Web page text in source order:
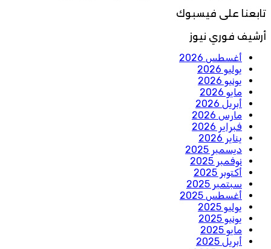
تابعنا على فيسبوك
أرشيف فوري نيوز
أغسطس 2026
يوليو 2026
يونيو 2026
مايو 2026
أبريل 2026
مارس 2026
فبراير 2026
يناير 2026
ديسمبر 2025
نوفمبر 2025
أكتوبر 2025
سبتمبر 2025
أغسطس 2025
يوليو 2025
يونيو 2025
مايو 2025
أبريل 2025